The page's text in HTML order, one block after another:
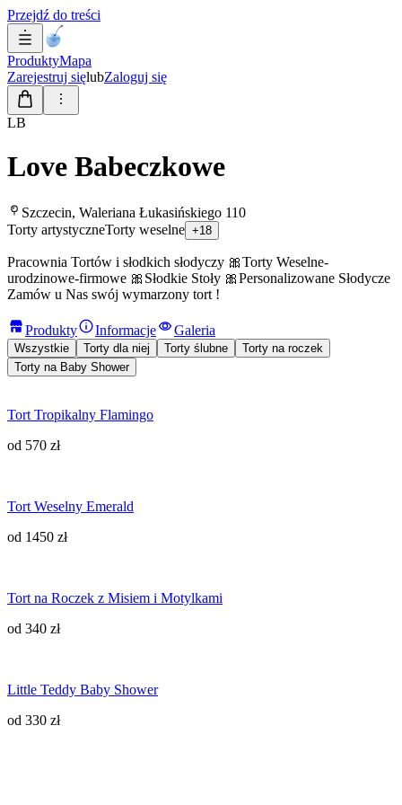
Przejdź do treści
ProduktyMapa
Zarejestruj sięlubZaloguj się
LB
Love Babeczkowe
Szczecin, Waleriana Łukasińskiego 110
Torty artystyczneTorty weselne +18
Pracownia Tortów i słodkich słodyczy 🎀Torty Weselne-
urodzinowe-firmowe 🎀Słodkie Stoły 🎀Personalizowane Słodycze
Zamów u Nas swój wymarzony tort !
Produkty Informacje Galeria
Wszystkie Torty dla niej Torty ślubne
Torty na roczek
Torty na Baby Shower
Tort Tropikalny Flamingo
od 570 zł
Tort Weselny Emerald
od 1450 zł
Tort na Roczek z Misiem i Motylkami
od 340 zł
Little Teddy Baby Shower
od 330 zł